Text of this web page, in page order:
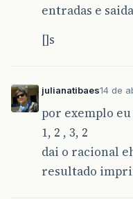
entradas e
[]s
julianatibaes14 de
por exemplo
1, 2 , 3, 2
dai o racional
resultado